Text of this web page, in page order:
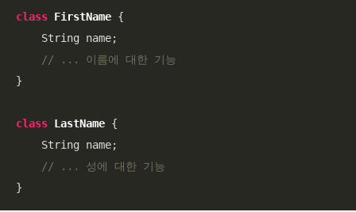
class FirstName {
    String name;
// ... 이름에 대한 기능
}
class LastName {
    String name;
// ... 성에 대한 기능
}